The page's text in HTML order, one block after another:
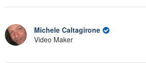
Michele Caltagirone
Video Maker